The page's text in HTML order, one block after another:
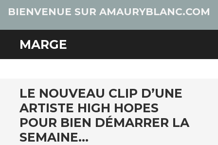
BIENVENUE SUR AMAURYBLANC.COM
MARGE
LE NOUVEAU CLIP D’UNE
ARTISTE HIGH HOPES
POUR BIEN DÉMARRER LA
SEMAINE…